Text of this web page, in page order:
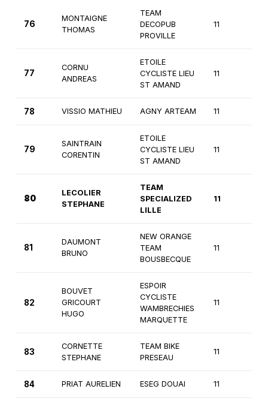
76
MONTAIGNE
THOMAS
TEAM
DECOPUB
PROVILLE
11
77
CORNU
ANDREAS
ETOILE
CYCLISTE LIEU
ST AMAND
11
78 VISSIO MATHIEU AGNY ARTEAM 11
79
SAINTRAIN
CORENTIN
ETOILE
CYCLISTE LIEU
ST AMAND
11
80
LECOLIER
STEPHANE
TEAM
SPECIALIZED
LILLE
11
81
DAUMONT
BRUNO
NEW ORANGE
TEAM
BOUSBECQUE
11
82
BOUVET
GRICOURT
HUGO
ESPOIR
CYCLISTE
WAMBRECHIES
MARQUETTE
11
83
CORNETTE
STEPHANE
TEAM BIKE
PRESEAU
11
84 PRIAT AURELIEN ESEG DOUAI 11